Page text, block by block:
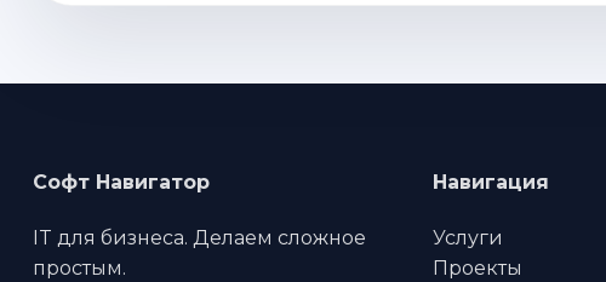
Софт Навигатор
IT для бизнеса. Делаем сложное
простым.
Навигация
Услуги
Проекты